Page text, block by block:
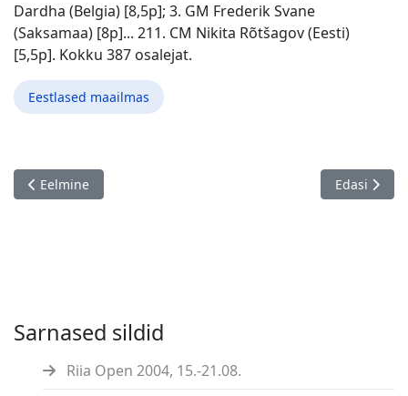
Dardha (Belgia) [8,5p]; 3. GM Frederik Svane
(Saksamaa) [8p]... 211. CM Nikita Rõtšagov (Eesti)
[5,5p]. Kokku 387 osalejat.
Eestlased maailmas
Eelmine artikkel: FIDE World Cadet Chess Championships
Eelmine Järgmine
Edasi
Sarnased sildid
Riia Open 2004, 15.-21.08.